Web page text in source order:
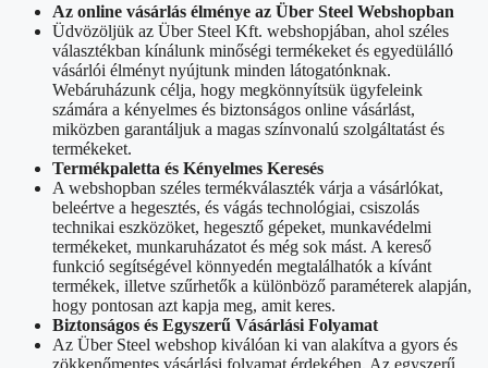
Az online vásárlás élménye az Über Steel Webshopban
Üdvözöljük az Über Steel Kft. webshopjában, ahol széles
választékban kínálunk minőségi termékeket és egyedülálló
vásárlói élményt nyújtunk minden látogatónknak.
Webáruházunk célja, hogy megkönnyítsük ügyfeleink
számára a kényelmes és biztonságos online vásárlást,
miközben garantáljuk a magas színvonalú szolgáltatást és
termékeket.
Termékpaletta és Kényelmes Keresés
A webshopban széles termékválaszték várja a vásárlókat,
beleértve a hegesztés, és vágás technológiai, csiszolás
technikai eszközöket, hegesztő gépeket, munkavédelmi
termékeket, munkaruházatot és még sok mást. A kereső
funkció segítségével könnyedén megtalálhatók a kívánt
termékek, illetve szűrhetők a különböző paraméterek alapján,
hogy pontosan azt kapja meg, amit keres.
Biztonságos és Egyszerű Vásárlási Folyamat
Az Über Steel webshop kiválóan ki van alakítva a gyors és
zökkenőmentes vásárlási folyamat érdekében. Az egyszerű